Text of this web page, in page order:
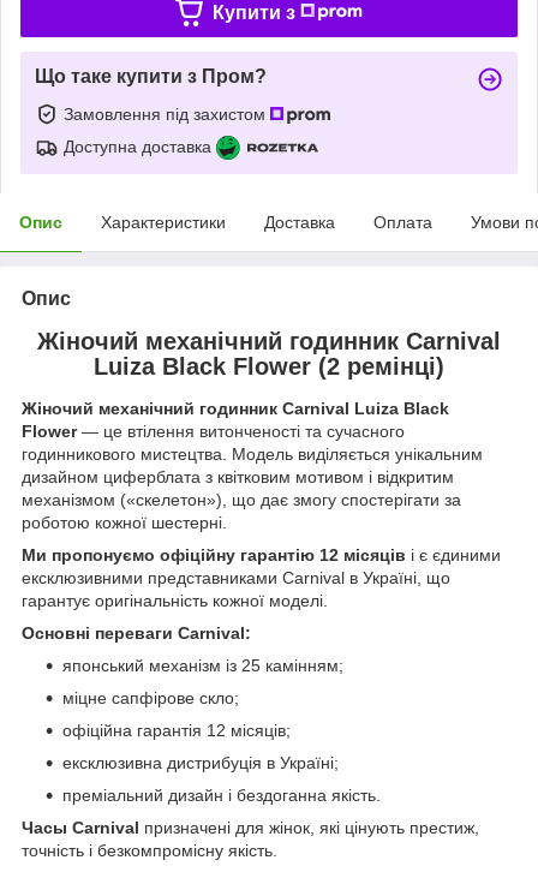
Купити з
Що таке купити з Пром?
Замовлення під захистом
Доступна доставка
Опис Характеристики Доставка Оплата Умови
Опис
Жіночий механічний годинник Carnival
Luiza Black Flower (2 ремінці)
Жіночий механічний годинник Carnival Luiza Black
Flower— це втілення витонченості та сучасного
годинникового мистецтва. Модель виділяється унікальним
дизайном циферблата з квітковим мотивом і відкритим
механізмом («скелетон»), що дає змогу спостерігати за
роботою кожної шестерні.
Ми пропонуємо офіційну гарантію 12 місяців і є єдиними
ексклюзивними представниками Carnival в Україні, що
гарантує оригінальність кожної моделі.
Основні переваги Carnival:
японський механізм із 25 камінням;
міцне сапфірове скло;
офіційна гарантія 12 місяців;
ексклюзивна дистрибуція в Україні;
преміальний дизайн і бездоганна якість.
Часы Carnival призначені для жінок, які цінують престиж,
точність і безкомпромісну якість.